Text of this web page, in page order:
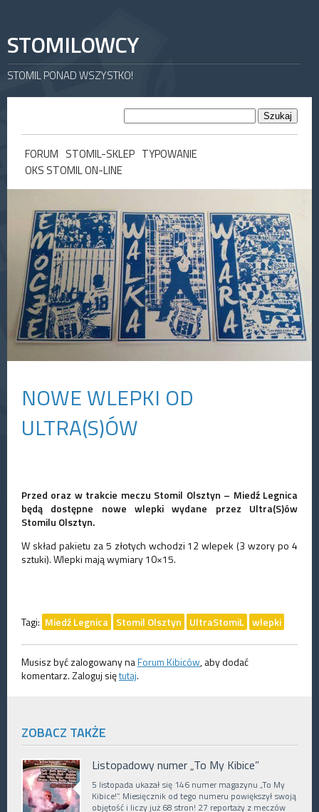
STOMILOWCY
STOMIL PONAD WSZYSTKO!
FORUM STOMIL-SKLEP TYPOWANIE
OKS STOMIL ON-LINE
NOWE WLEPKI OD
ULTRA(S)ÓW
Przed oraz w trakcie meczu Stomil Olsztyn – Miedź Legnica
będą dostępne nowe wlepki wydane przez Ultra(S)ów
Stomilu Olsztyn.
W skład pakietu za 5 złotych wchodzi 12 wlepek (3 wzory po 4
sztuki). Wlepki mają wymiary 10×15.
Tagi: Miedź Legnica Stomil Olsztyn UltraStomiL wlepki
Musisz być zalogowany naForum Kibiców, aby dodać
komentarz. Zaloguj siętutaj.
ZOBACZ TAKŻE
Listopadowy numer „To My Kibice”
5 listopada ukazał się 146 numer magazynu „To My
Kibice!”. Miesięcznik od tego numeru powiększył swoją
objętość i liczy już 68 stron! 27 reportaży z meczów